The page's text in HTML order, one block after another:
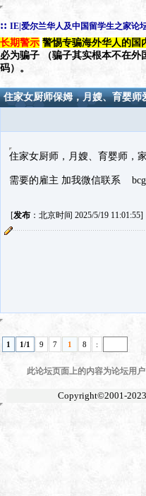
:: IE|爱尔兰华人及中国留学生之家论
长期警示 警惕专骗海外华人的国
必为骗子 （骗子其实根本不在
码）。
住家女厨师保姆，月嫂、育婴师
住家女厨师，月嫂、育婴师，
需要的雇主 加我微信联系
[发布：北京时间 2025/5/19 11:01:55]
1 1/1 9 7 1 8 :
此论坛页面上的内容为论坛用
Copyright©2001-